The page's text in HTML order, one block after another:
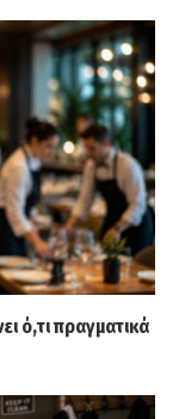
ό,τι πραγματικά